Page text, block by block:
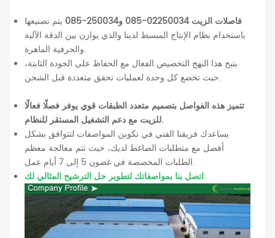
فاصلات الزيت 02250034-085 و250034-085
يتم تصنيعها
باستخدام نظام الإنتاج المبسط لدينا والذي يوازن بين الدقة الآلية
والحرفية الماهرة.
يتيح هذا النهج التخصيص الفعال مع الحفاظ على الجودة الثابتة،
حيث تخضع كل وحدة لعمليات تحقق متعددة قبل الشحن.
تتميز هذه الفواصل بتصميم متعدد الطبقات قوي يوفر فصلًا فعالًا
للزيت مع دعم التشغيل المستقر للنظام.
يساعدك فريقنا الفني في تكوين المواصفات لتتوافق بشكل
أفضل مع متطلبات الضاغط لديك، حيث تتم معالجة معظم
الطلبات المخصصة في غضون 5 إلى 7 أيام عمل.
اتصل بنا بمواصفاتك لتطوير حل الترشيح المثالي لك.